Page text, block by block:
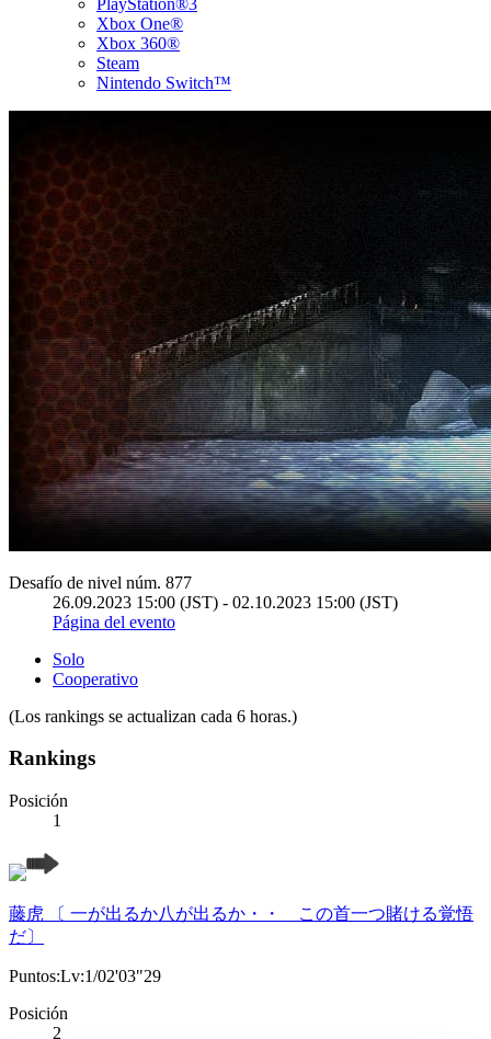
Xbox One®
Xbox 360®
Steam
Nintendo Switch™
Desafío de nivel núm. 877
26.09.2023 15:00 (JST) - 02.10.2023 15:00 (JST)
Página del evento
Solo
Cooperativo
(Los rankings se actualizan cada 6 horas.)
Rankings
Posición
1
藤虎 〔 一が出るか八が出るか・・ この首一つ賭ける覚悟
だ〕
Puntos:Lv:1/02'03"29
Posición
2